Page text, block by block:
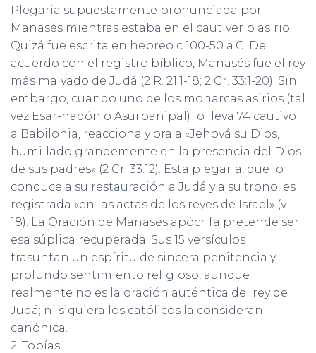
Plegaria supuestamente pronunciada por
Manasés mientras estaba en el cautiverio asirio.
Quizá fue escrita en hebreo c 100-50 a.C. De
acuerdo con el registro bíblico, Manasés fue el rey
más malvado de Judá (2 R. 21:1-18; 2 Cr. 33:1-20). Sin
embargo, cuando uno de los monarcas asirios (tal
vez Esar-hadón o Asurbanipal) lo lleva 74 cautivo
a Babilonia, reacciona y ora a «Jehová su Dios,
humillado grandemente en la presencia del Dios
de sus padres» (2 Cr. 33:12). Esta plegaria, que lo
conduce a su restauración a Judá y a su trono, es
registrada «en las actas de los reyes de Israel» (v
18). La Oración de Manasés apócrifa pretende ser
esa súplica recuperada. Sus 15 versículos
trasuntan un espíritu de sincera penitencia y
profundo sentimiento religioso, aunque
realmente no es la oración auténtica del rey de
Judá; ni siquiera los católicos la consideran
canónica.
2. Tobías.